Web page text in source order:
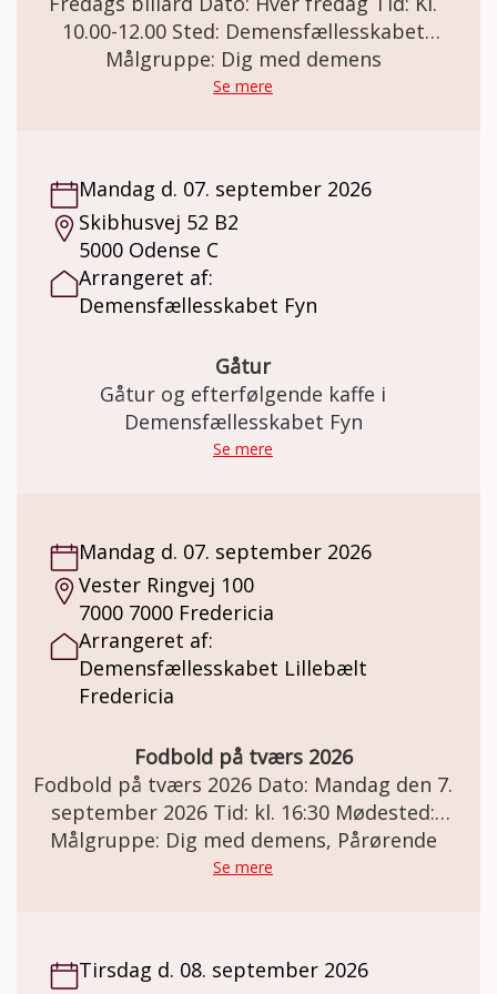
10.00-12.00 Sted: Demensfællesskabet
Lillebælt Vendersgade 43, 7000 Fredericia
Fredags billard Holdet er for dig som har en
nyder det. De hjælper hinanden og skiftes
for det meste til at vinde. Her er det ikke
vigtigt, om du er en rutineret spiller og
heller ikke, om du kender reglerne. Det
handler om at hygge sig og have det sjovt.
købes kaffe og the for kr. 20,-. Minimum 4 og
max 8 deltagere.
Målgruppe: Dig med demens
Se mere
Mandag d. 07. september 2026
Skibhusvej 52 B2
5000 Odense C
Arrangeret af:
Demensfællesskabet Fyn
Gåtur
Gåtur og efterfølgende kaffe i
Demensfællesskabet Fyn
Se mere
Mandag d. 07. september 2026
Vester Ringvej 100
7000 7000 Fredericia
Arrangeret af:
Demensfællesskabet Lillebælt
Fredericia
Fodbold på tværs 2026
Fodbold på tværs 2026 Dato: Mandag den 7.
september 2026 Tid: kl. 16:30 Mødested:
Fredericia Idrætscenter hal 5 og 6 Vester
Ringvej 100, 7000 Fredericia Fodbold på
Frivilligcenter Fredericia indbyder jer til en
Målgruppe: Dig med demens, Pårørende
Se mere
Tirsdag d. 08. september 2026